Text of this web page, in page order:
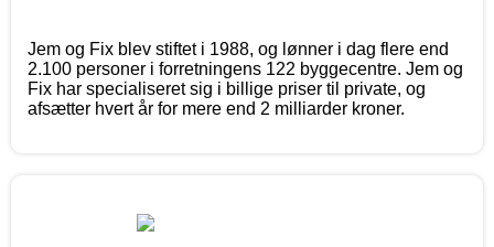
Jem og Fix blev stiftet i 1988, og lønner i dag flere end
2.100 personer i forretningens 122 byggecentre. Jem og
Fix har specialiseret sig i billige priser til private, og
afsætter hvert år for mere end 2 milliarder kroner.